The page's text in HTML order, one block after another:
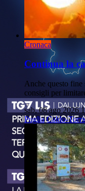
Cronaca
Continua la
Anche questo fine
consigli per
sab, 08 ago 2026
Puglia Caldo-